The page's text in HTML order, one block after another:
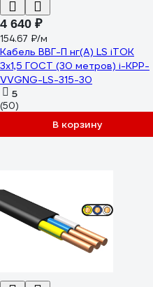
4 640 ₽
154.67 ₽/м
Кабель ВВГ-П нг(А) LS iTOK
3x1,5 ГОСТ (30 метров) i-KPP-
VVGNG-LS-315-30
5
(50)
В корзину